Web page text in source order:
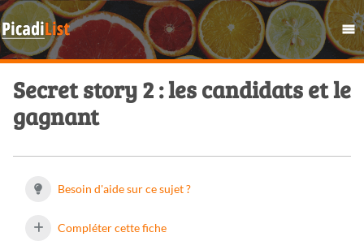
Secret story 2 : les candidats et le
gagnant
Besoin d'aide sur ce sujet ?
Compléter cette fiche